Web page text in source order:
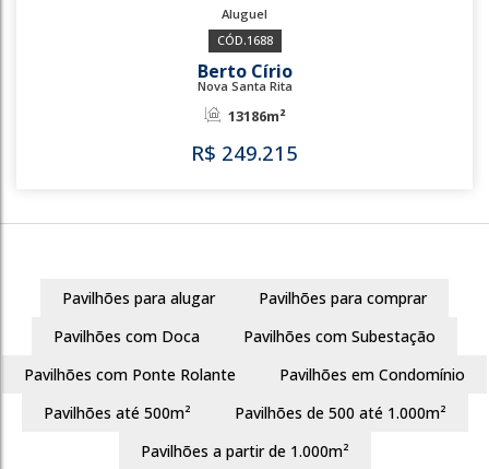
R$48.070
Nova Santa Rita
Pavilhões para alugar
Pavilhões para comprar
Pavilhões com Doca
Pavilhões com Subestação
Pavilhões com Ponte Rolante
Pavilhões em Condomínio
Pavilhões até 500m²
Pavilhões de 500 até 1.000m²
Pavilhões a partir de 1.000m²